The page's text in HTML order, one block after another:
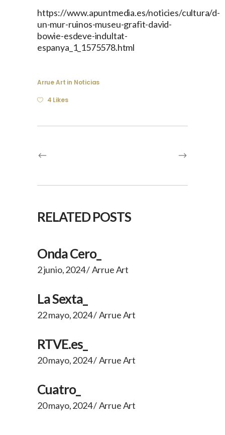
https://www.apuntmedia.es/noticies/cultura/d-
un-mur-ruinos-museu-grafit-david-
bowie-esdeve-indultat-
espanya_1_1575578.html
Arrue Art in Noticias
4 Likes
RELATED POSTS
Onda Cero_
2 junio, 2024 Arrue Art
La Sexta_
22 mayo, 2024 Arrue Art
RTVE.es_
20 mayo, 2024 Arrue Art
Cuatro_
20 mayo, 2024 Arrue Art